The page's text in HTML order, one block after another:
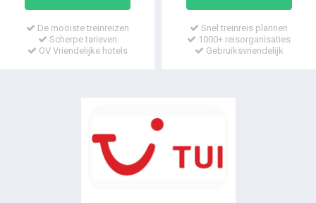
De mooiste treinreizen
Scherpe tarieven
OV Vriendelijke hotels
Snel treinreis plannen
1000+ reisorganisaties
Gebruiksvriendelijk